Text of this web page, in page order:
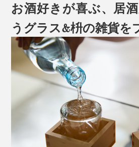
お酒好きが喜ぶ、居
うグラス&枡の雑貨を